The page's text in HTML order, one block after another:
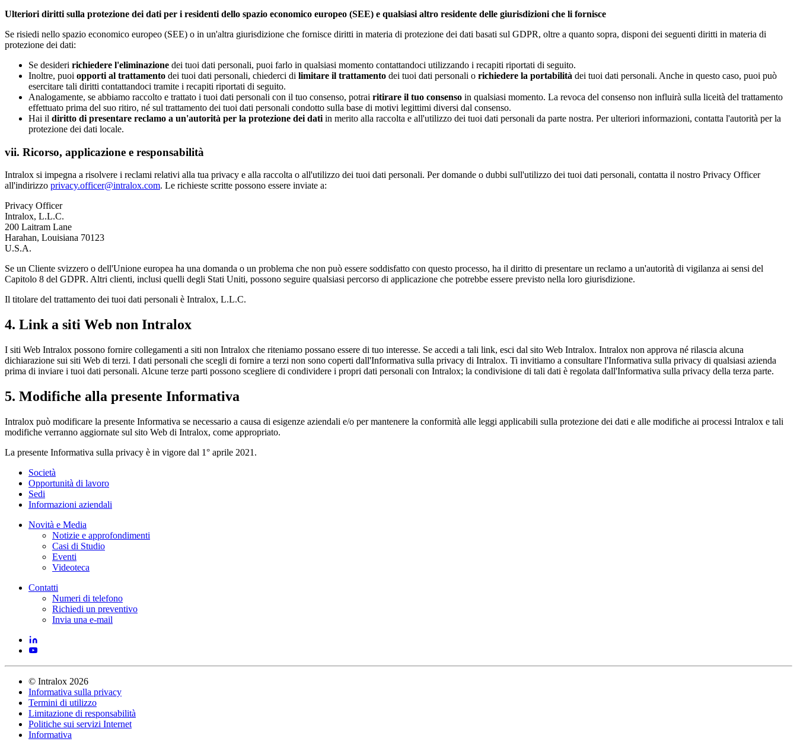
Ulteriori diritti sulla protezione dei dati per i residenti dello spazio economico europeo (SEE) e qualsiasi altro residente delle giurisdizioni che li fornisce
Se risiedi nello spazio economico europeo (SEE) o in un'altra giurisdizione che fornisce diritti in materia di protezione dei dati basati sul GDPR, oltre a quanto sopra, disponi dei seguenti diritti in materia di
protezione dei dati:
Se desideri richiedere l'eliminazione dei tuoi dati personali, puoi farlo in qualsiasi momento contattandoci utilizzando i recapiti riportati di seguito.
Inoltre, puoi opporti al trattamento dei tuoi dati personali, chiederci di limitare il trattamento dei tuoi dati personali o richiedere la portabilità dei tuoi dati personali. Anche in questo caso, puoi può
esercitare tali diritti contattandoci tramite i recapiti riportati di seguito.
Analogamente, se abbiamo raccolto e trattato i tuoi dati personali con il tuo consenso, potrai ritirare il tuo consenso in qualsiasi momento. La revoca del consenso non influirà sulla liceità del trattamento
effettuato prima del suo ritiro, né sul trattamento dei tuoi dati personali condotto sulla base di motivi legittimi diversi dal consenso.
Hai il diritto di presentare reclamo a un'autorità per la protezione dei dati in merito alla raccolta e all'utilizzo dei tuoi dati personali da parte nostra. Per ulteriori informazioni, contatta l'autorità per la
protezione dei dati locale.
vii. Ricorso, applicazione e responsabilità
Intralox si impegna a risolvere i reclami relativi alla tua privacy e alla raccolta o all'utilizzo dei tuoi dati personali. Per domande o dubbi sull'utilizzo dei tuoi dati personali, contatta il nostro Privacy Officer
all'indirizzo privacy.officer@intralox.com. Le richieste scritte possono essere inviate a:
Privacy Officer
Intralox, L.L.C.
200 Laitram Lane
Harahan, Louisiana 70123
U.S.A.
Se un Cliente svizzero o dell'Unione europea ha una domanda o un problema che non può essere soddisfatto con questo processo, ha il diritto di presentare un reclamo a un'autorità di vigilanza ai sensi del
Capitolo 8 del GDPR. Altri clienti, inclusi quelli degli Stati Uniti, possono seguire qualsiasi percorso di applicazione che potrebbe essere previsto nella loro giurisdizione.
Il titolare del trattamento dei tuoi dati personali è Intralox, L.L.C.
4. Link a siti Web non Intralox
I siti Web Intralox possono fornire collegamenti a siti non Intralox che riteniamo possano essere di tuo interesse. Se accedi a tali link, esci dal sito Web Intralox. Intralox non approva né rilascia alcuna
dichiarazione sui siti Web di terzi. I dati personali che scegli di fornire a terzi non sono coperti dall'Informativa sulla privacy di Intralox. Ti invitiamo a consultare l'Informativa sulla privacy di qualsiasi azienda
prima di inviare i tuoi dati personali. Alcune terze parti possono scegliere di condividere i propri dati personali con Intralox; la condivisione di tali dati è regolata dall'Informativa sulla privacy della terza parte.
5. Modifiche alla presente Informativa
Intralox può modificare la presente Informativa se necessario a causa di esigenze aziendali e/o per mantenere la conformità alle leggi applicabili sulla protezione dei dati e alle modifiche ai processi Intralox e tali
modifiche verranno aggiornate sul sito Web di Intralox, come appropriato.
La presente Informativa sulla privacy è in vigore dal 1° aprile 2021.
Società
Opportunità di lavoro
Sedi
Informazioni aziendali
Novità e Media
Notizie e approfondimenti
Casi di Studio
Eventi
Videoteca
Contatti
Numeri di telefono
Richiedi un preventivo
Invia una e-mail
© Intralox 2026
Informativa sulla privacy
Termini di utilizzo
Limitazione di responsabilità
Politiche sui servizi Internet
Informativa